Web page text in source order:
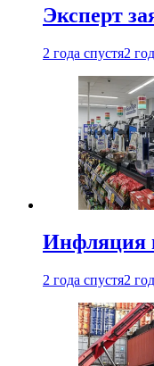
Эксперт
2 года спустя2
Инфляция
2 года спустя2